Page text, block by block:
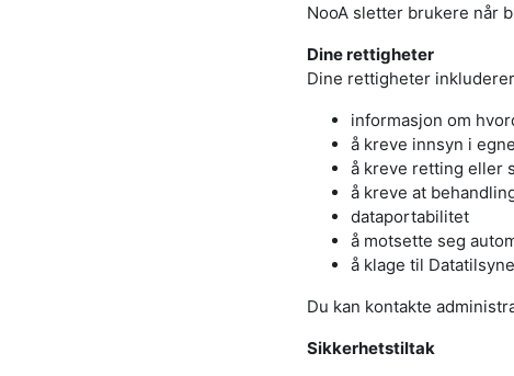
NooA sletter brukere når
Dine rettigheter
Dine rettigheter
informasjon om
å kreve innsyn i
å kreve retting eller
å kreve at
dataportabilitet
å motsette seg
å klage til
Du kan kontakte
Sikkerhetstiltak